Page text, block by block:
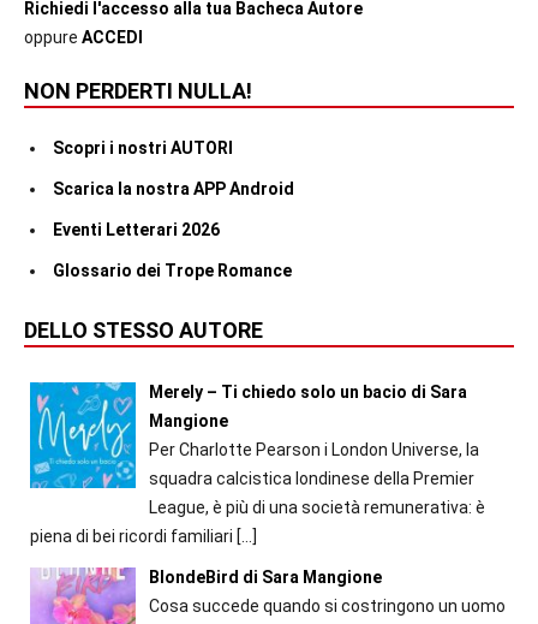
Richiedi l'accesso alla tua Bacheca Autore
oppure ACCEDI
NON PERDERTI NULLA!
Scopri i nostri AUTORI
Scarica la nostra APP Android
Eventi Letterari 2026
Glossario dei Trope Romance
DELLO STESSO AUTORE
Merely – Ti chiedo solo un bacio di Sara
Mangione
Per Charlotte Pearson i London Universe, la
squadra calcistica londinese della Premier
League, è più di una società remunerativa: è
piena di bei ricordi familiari […]
BlondeBird di Sara Mangione
Cosa succede quando si costringono un uomo